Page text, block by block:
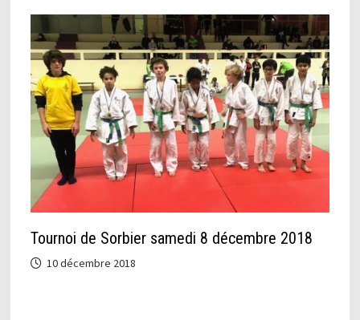
Tournoi de Sorbier samedi 8 décembre 2018
10 décembre 2018